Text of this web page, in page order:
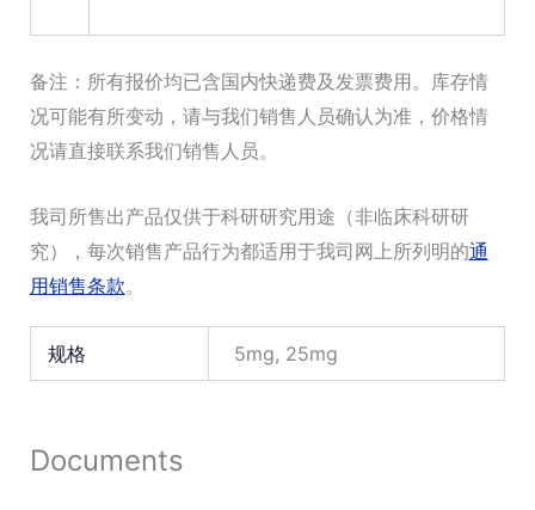
备注：所有报价均已含国内快递费及发票费用。库存情
况可能有所变动，请与我们销售人员确认为准，价格情
况请直接联系我们销售人员。
我司所售出产品仅供于科研研究用途（非临床科研研
究），每次销售产品行为都适用于我司网上所列明的通
用销售条款。
规格 5mg, 25mg
Documents